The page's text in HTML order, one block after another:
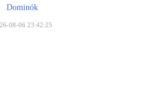
Dominók
08-06 23:42:25